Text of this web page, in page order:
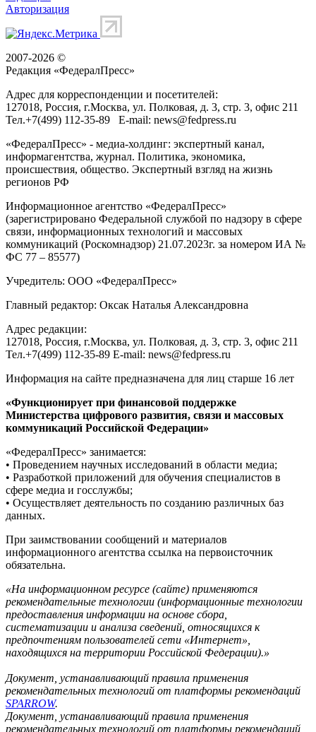
Авторизация
2007-2026 ©
Редакция «ФедералПресс»
Адрес для корреспонденции и посетителей:
127018, Россия, г.Москва, ул. Полковая, д. 3, стр. 3, офис 211
Тел.+7(499) 112-35-89 E-mail: news@fedpress.ru
«ФедералПресс» - медиа-холдинг: экспертный канал,
информагентства, журнал. Политика, экономика,
происшествия, общество. Экспертный взгляд на жизнь
регионов РФ
Информационное агентство «ФедералПресс»
(зарегистрировано Федеральной службой по надзору в сфере
связи, информационных технологий и массовых
коммуникаций (Роскомнадзор) 21.07.2023г. за номером ИА №
ФС 77 – 85577)
Учредитель: ООО «ФедералПресс»
Главный редактор: Оксак Наталья Александровна
Адрес редакции:
127018, Россия, г.Москва, ул. Полковая, д. 3, стр. 3, офис 211
Тел.+7(499) 112-35-89 E-mail: news@fedpress.ru
Информация на сайте предназначена для лиц старше 16 лет
«Функционирует при финансовой поддержке
Министерства цифрового развития, связи и массовых
коммуникаций Российской Федерации»
«ФедералПресс» занимается:
• Проведением научных исследований в области медиа;
• Разработкой приложений для обучения специалистов в
сфере медиа и госслужбы;
• Осуществляет деятельность по созданию различных баз
данных.
При заимствовании сообщений и материалов
информационного агентства ссылка на первоисточник
обязательна.
«На информационном ресурсе (сайте) применяются
рекомендательные технологии (информационные технологии
предоставления информации на основе сбора,
систематизации и анализа сведений, относящихся к
предпочтениям пользователей сети «Интернет»,
находящихся на территории Российской Федерации).»
Документ, устанавливающий правила применения
рекомендательных технологий от платформы рекомендаций
SPARROW.
Документ, устанавливающий правила применения
рекомендательных технологий от платформы рекомендаций